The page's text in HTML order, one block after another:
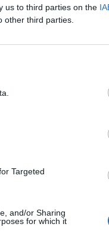
us to third parties on the
other third parties.
Targeted
and/or Sharing
for which it
ir kraujagyslių ligų